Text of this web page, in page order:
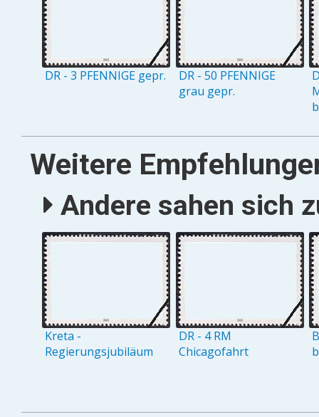
DR - 3 PFENNIGE gepr.
DR - 50 PFENNIGE
grau gepr.
Weitere
Andere sahen sich
Kreta -
Regierungsjubiläum
DR - 4 RM
Chicagofahrt